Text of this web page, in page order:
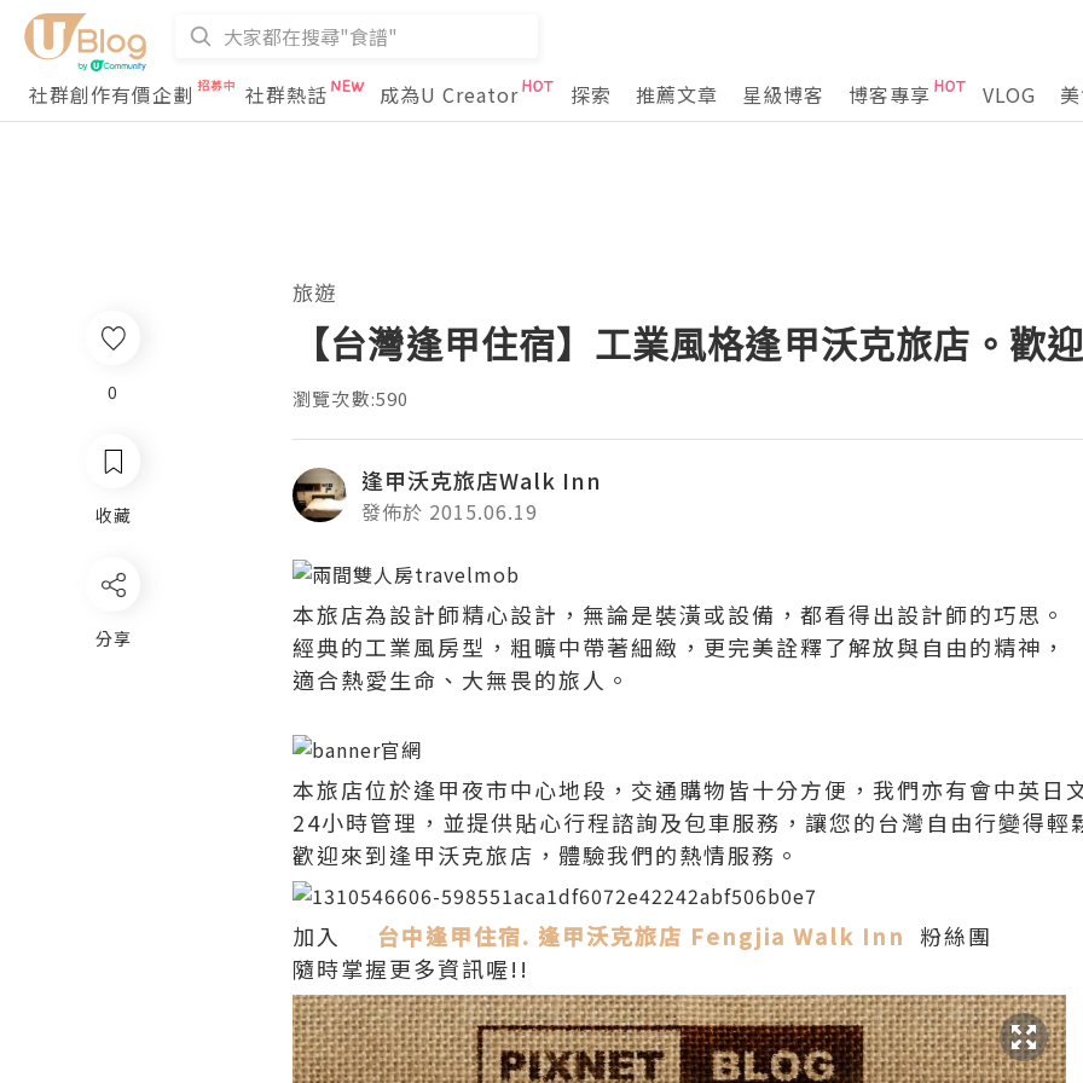
社群創作有價企劃
社群熱話 成為U Creator 探索 推薦文章 星級博客 博客專享 VLOG
旅遊
【台灣逢甲住宿】工業風格逢甲沃克旅店。歡
瀏覽次數:590
逢甲沃克旅店Walk Inn
發佈於 2015.06.19
本旅店為設計師精心設計，無論是裝潢或設備，都看得出設計師的巧思。
經典的工業風房型，粗曠中帶著細緻，更完美詮釋了解放與自由的精神，
適合熱愛生命、大無畏的旅人。
本旅店位於逢甲夜市中心地段，交通購物皆十分方便，我們亦有會中英日
24小時管理，並提供貼心行程諮詢及包車服務，讓您的台灣自由行變得輕
歡迎來到逢甲沃克旅店，體驗我們的熱情服務。
加入 台中逢甲住宿. 逢甲沃克旅店 Fengjia Walk Inn 粉絲團
隨時掌握更多資訊喔!!
0
收藏
分享